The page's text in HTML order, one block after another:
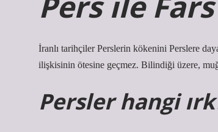
İranlı tarihçiler Perslerin kökenini Perslere
ilişkisinin ötesine geçmez. Bilindiği üzere,
Persler hangi